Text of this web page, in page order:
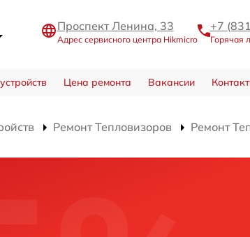
Проспект Ленина, 33
Адрес сервисного центра Hikmicro
+7
Горячая
Цена ремонта Вакансии
Ремонт Тепловизоров Ремонт